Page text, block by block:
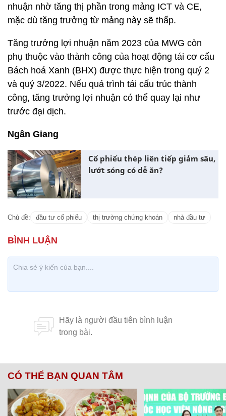
nhuận nhờ tăng thị phần trong mảng ICT và CE,
mặc dù tăng trưởng từ mảng này sẽ thấp.
Tăng trưởng lợi nhuận năm 2023 của MWG còn
phụ thuộc vào thành công của hoạt động tái cơ cấu
Bách hoá Xanh (BHX) được thực hiện trong quý 2
và quý 3/2022. Nếu quá trình tái cấu trúc thành
công, tăng trưởng lợi nhuận có thể quay lại như
trước đại dịch.
Ngân Giang
Cổ phiếu thép liên tiếp giảm sâu,
lướt sóng có dễ ăn?
Chủ đề: đầu tư cổ phiếu thị trường chứng khoán nhà đầu tư
CÓ THỂ BẠN QUAN TÂM